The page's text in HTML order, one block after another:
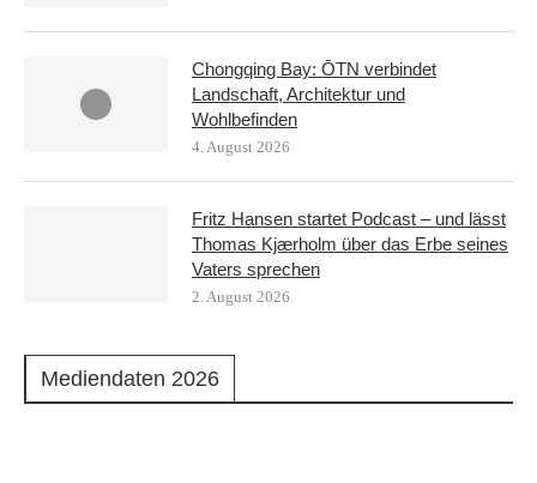
Chongqing Bay: ŌTN verbindet
Landschaft, Architektur und
Wohlbefinden
4. August 2026
Fritz Hansen startet Podcast – und lässt
Thomas Kjærholm über das Erbe seines
Vaters sprechen
2. August 2026
Mediendaten 2026